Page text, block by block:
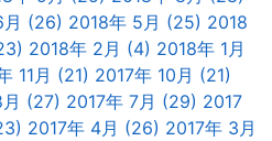
月 (26) 2018年 5月 (25) 2018
2018年 2月 (4) 2018年 1月
11月 (21) 2017年 10月 (21)
(27) 2017年 7月 (29) 2017
2017年 4月 (26) 2017年 3月